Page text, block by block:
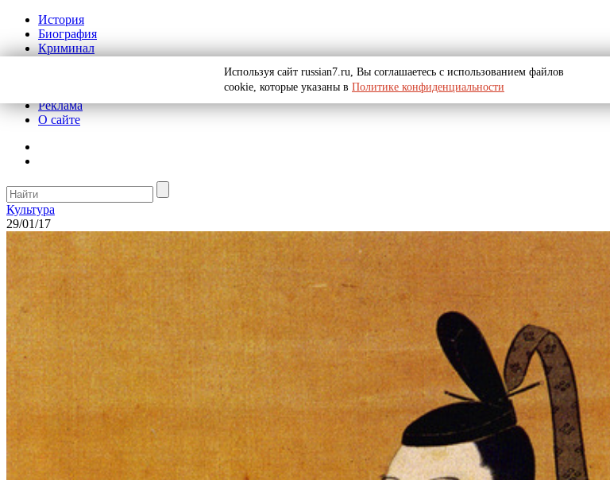
История
Биография
Криминал
Реклама
О сайте
Культура
29/01/17
Используя сайт russian7.ru, Вы соглашаетесь с использованием файлов
cookie, которые указаны в Политике конфиденциальности